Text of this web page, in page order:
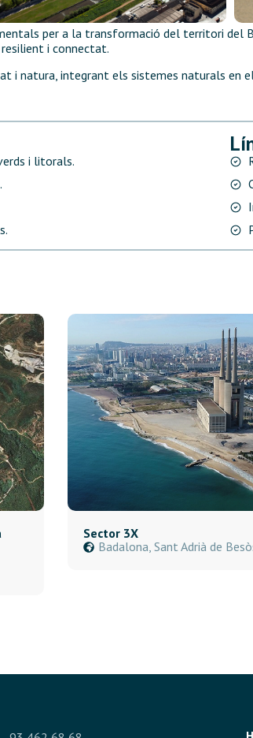
per a la transformació del territori del
i connectat.
i natura, integrant els sistemes naturals en
i litorals.
Sector 3X
Badalona, Sant Adrià de